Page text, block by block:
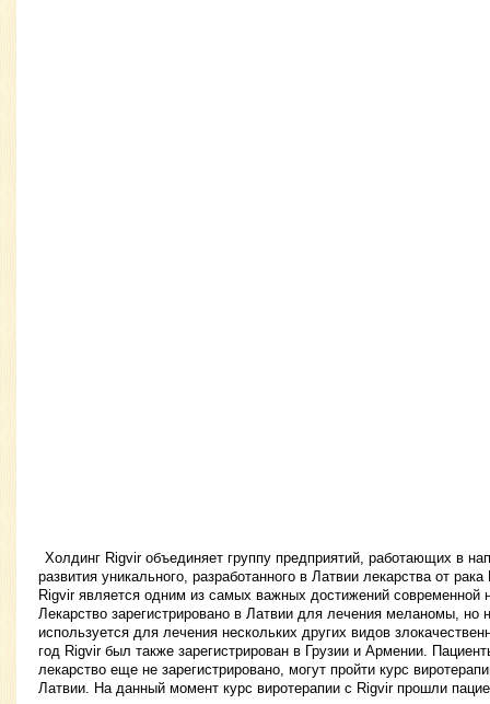
Холдинг Rigvir объединяет группу предприятий, работающих в
развития уникального, разработанного в Латвии лекарства от
Rigvir является одним из самых важных достижений современной
Лекарство зарегистрировано в Латвии для лечения меланомы, но
используется для лечения нескольких других видов
год Rigvir был также зарегистрирован в Грузии и Армении.
лекарство еще не зарегистрировано, могут пройти курс
Латвии. На данный момент курс виротерапии с Rigvir прошли